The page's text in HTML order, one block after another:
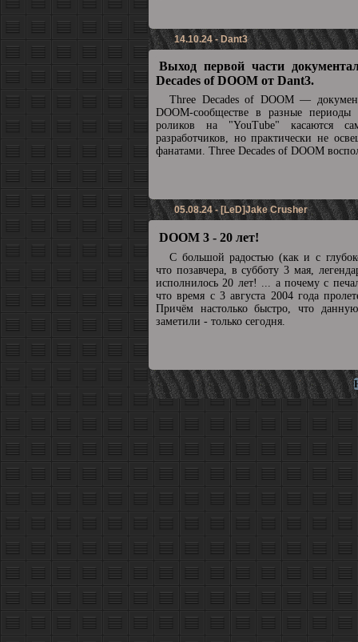
14.10.24 - Dant3
Выход первой части
Decades of DOOM от Dant3.
Three Decades of DOOM —
DOOM-сообществе в разные периоды
роликов на "YouTube" касаются
разработчиков, но практически не
фанатами. Three Decades of DOOM
05.08.24 - [LeD]Jake Crusher
DOOM 3 - 20 лет!
С большой радостью (как и с
что позавчера, в субботу 3 мая,
исполнилось 20 лет! ... а почему с
что время с 3 августа 2004 года
Причём настолько быстро, что
заметили - только сегодня.